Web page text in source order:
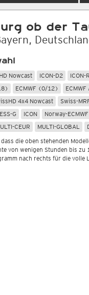
ob der
Nowcast ICON-D2
ICON-
ECMWF (0/12) ECMWF
4x4 Nowcast Swiss-
G ICON Norway-ECMWF
CEUR MULTI-GLOBAL
die oben stehenden
von wenigen Stunden bis zu
nach rechts für die volle